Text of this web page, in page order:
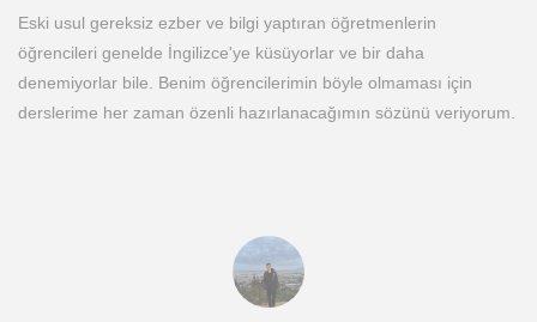
Eski usul gereksiz ezber ve bilgi yaptıran öğretmenlerin
öğrencileri genelde İngilizce'ye küsüyorlar ve bir daha
denemiyorlar bile. Benim öğrencilerimin böyle olmaması için
derslerime her zaman özenli hazırlanacağımın sözünü veriyorum.